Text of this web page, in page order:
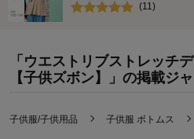
(11)
「ウエストリブストレッチ
【子供ズボン】」の掲載ジ
子供服/子供用品 子供服 ボトムス